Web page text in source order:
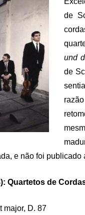
de
und
de
e não foi
Quartetos de
major, D. 87